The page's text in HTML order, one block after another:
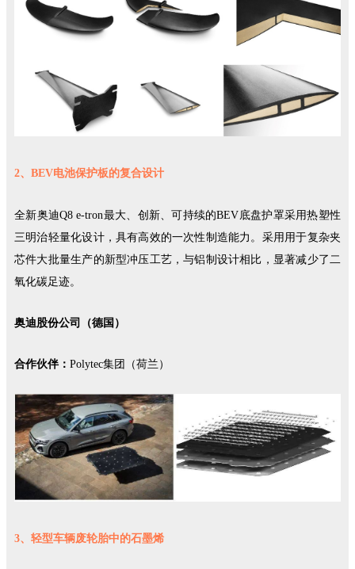
2、BEV电池保护板的复合设计
全新奥迪Q8 e-tron最大、创新、可持续的BEV底盘护罩采用热塑性
三明治轻量化设计，具有高效的一次性制造能力。采用用于复杂夹
芯件大批量生产的新型冲压工艺，与铝制设计相比，显著减少了二
氧化碳足迹。
奥迪股份公司（德国）
合作伙伴： Polytec集团（荷兰）
3、轻型车辆废轮胎中的石墨烯